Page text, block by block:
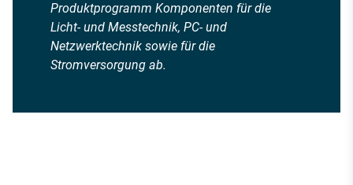
Produktprogramm Komponenten für die
Licht- und Messtechnik, PC- und
Netzwerktechnik sowie für die
Stromversorgung ab.